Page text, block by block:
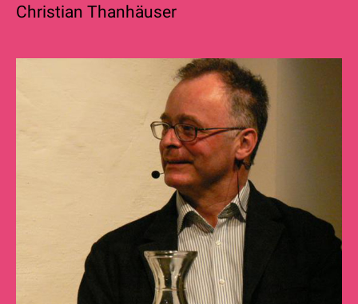
Christian Thanhäuser